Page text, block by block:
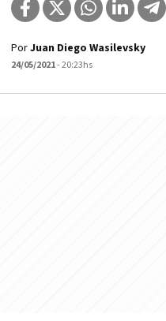
PorJuan Diego Wasilevsky
24/05/2021- 20:23hs